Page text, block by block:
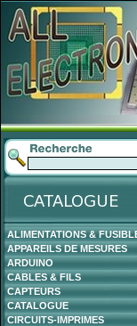
ALIMENTATIONS &
APPAREILS DE MESURES
ARDUINO
CABLES & FILS
CAPTEURS
CATALOGUE
CIRCUITS-IMPRIMES